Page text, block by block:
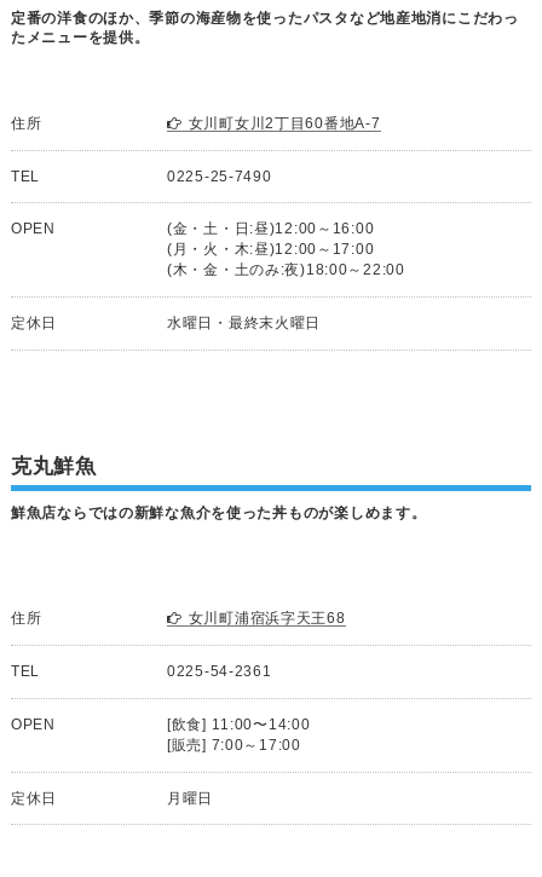
定番の洋食のほか、季節の海産物を使ったパスタなど地産地消にこだわっ
たメニューを提供。
住所 女川町女川2丁目60番地A-7
TEL 0225-25-7490
OPEN
(金・土・日:昼)12:00～16:00
(月・火・木:昼)12:00～17:00
(木・金・土のみ:夜)18:00～22:00
定休日 水曜日・最終末火曜日
克丸鮮魚
鮮魚店ならではの新鮮な魚介を使った丼ものが楽しめます。
住所 女川町浦宿浜字天王68
TEL 0225-54-2361
OPEN
[飲食] 11:00〜14:00
[販売] 7:00～17:00
定休日 月曜日